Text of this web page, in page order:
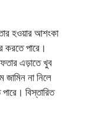
হওয়ার আশংকা
করতে পারে।
এড়াতে খুব
না নিলে
বিস্তারিত